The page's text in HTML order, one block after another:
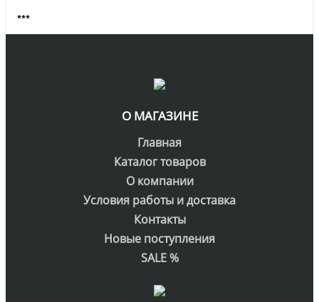
***
О МАГАЗИНЕ
Главная
Каталог товаров
О компании
Условия работы и доставка
Контакты
Новые поступления
SALE %